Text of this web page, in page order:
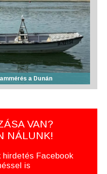
a Dunán
VAN?
NÁLUNK!
hirdetés Facebook
is